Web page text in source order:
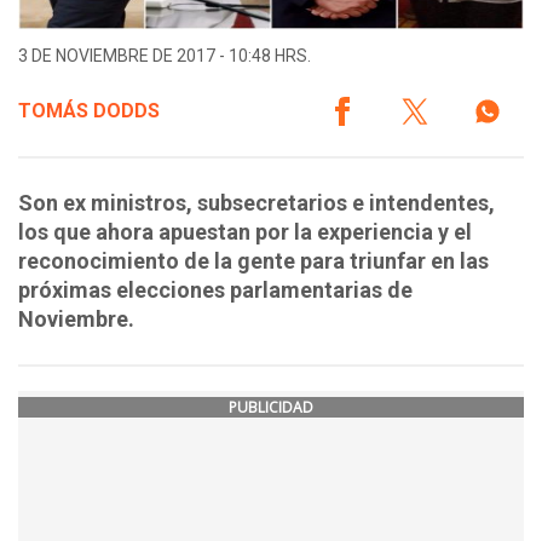
3 DE NOVIEMBRE DE 2017 - 10:48 HRS.
TOMÁS DODDS
Son ex ministros, subsecretarios e intendentes,
los que ahora apuestan por la experiencia y el
reconocimiento de la gente para triunfar en las
próximas elecciones parlamentarias de
Noviembre.
PUBLICIDAD